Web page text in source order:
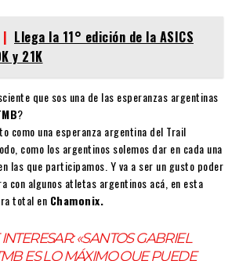
| Llega la 11° edición de la ASICS
y 21K
que sos una de las esperanzas argentinas
?
como una esperanza argentina del Trail
como los argentinos solemos dar en cada una
las que participamos. Y va a ser un gusto poder
con algunos atletas argentinos acá, en esta
total en Chamonix.
«SANTOS GABRIEL
ES LO MÁXIMO QUE PUEDE